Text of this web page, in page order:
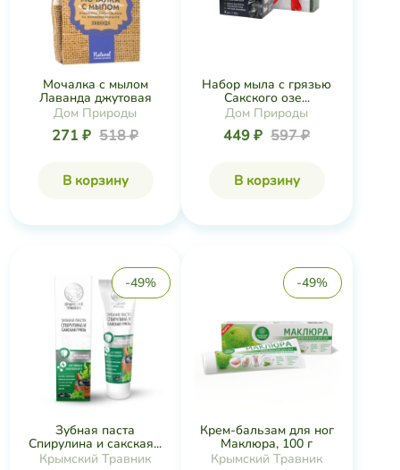
Мочалка с мылом
Лаванда джутовая
Дом Природы
271 ₽ 518 ₽
В корзину
Набор мыла с грязью
Сакского озе...
Дом Природы
449 ₽ 597 ₽
В корзину
-49%
Зубная паста
Спирулина и сакская...
Крымский Травник
-49%
Крем-бальзам для ног
Маклюра, 100 г
Крымский Травник